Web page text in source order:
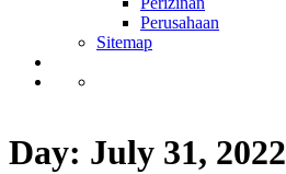
Perusahaan
Sitemap
Day: July 31, 2022